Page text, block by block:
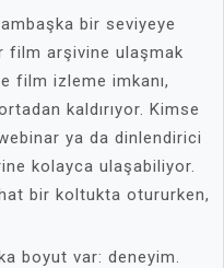
bir seviyeye
film arşivine ulaşmak
film izleme imkanı,
kaldırıyor. Kimse
ya da dinlendirici
kolayca ulaşabiliyor.
bir koltukta otururken,
boyut var: deneyim.